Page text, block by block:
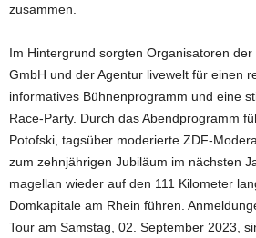
zusammen.
Im Hintergrund sorgten Organisatoren
GmbH und der Agentur livewelt für einen
informatives Bühnenprogramm und eine
Race-Party. Durch das Abendprogramm
Potofski, tagsüber moderierte ZDF-
zum zehnjährigen Jubiläum im nächsten
magellan wieder auf den 111 Kilometer
Domkapitale am Rhein führen.
Tour am Samstag, 02. September 2023,